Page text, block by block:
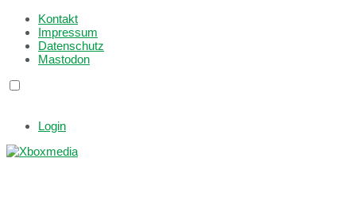
Kontakt
Impressum
Datenschutz
Mastodon
Login